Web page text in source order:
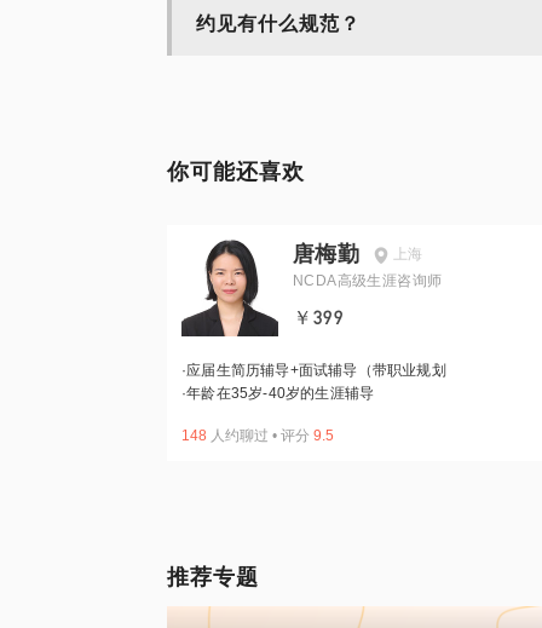
约见有什么规范？
你可能还喜欢
唐梅勤
上海
NCDA高级生涯咨询师
￥399
·应届生简历辅导+面试辅导（带职业规划
·年龄在35岁-40岁的生涯辅导
148 人约聊过 • 评分 9.5
推荐专题